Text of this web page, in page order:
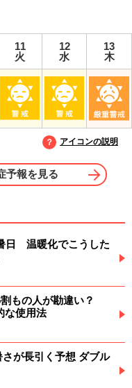
11
火
12
水
13
木
アイコンの説明
予報を見る
日 温暖化でこうした
もの人が勘違い？
な使用法
が長引く予想 ダブル